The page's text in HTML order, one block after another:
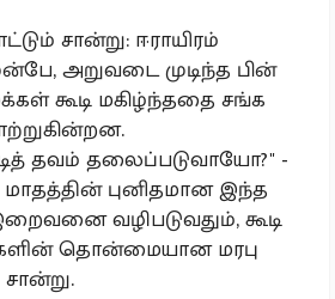
சான்று: ஈராயிரம்
அறுவடை முடிந்த பின்
கூடி மகிழ்ந்ததை சங்க
தவம் தலைப்படுவாயோ?" -
புனிதமான இந்த
வழிபடுவதும், கூடி
தொன்மையான மரபு